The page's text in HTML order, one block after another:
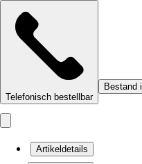
Telefonisch bestellbar
Bestand
Artikeldetails